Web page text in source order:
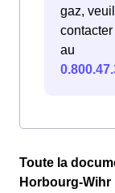
gaz,
au
Toute la
Horbourg-Wihr